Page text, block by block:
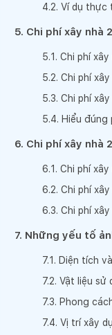
4.2. Ví dụ thực
5. Chi phí xây nhà
5.1 . Chi phí
5.2. Chi phí
5.3. Chi phí
5.4. Hiểu đúng
6. Chi phí xây nhà
6.1 . Chi phí
6.2. Chi phí
6.3. Chi phí
7. Những yếu tố
7.1 . Diện tích
7.2. Vật liệu sử
7.3. Phong
7.4. Vị trí xây